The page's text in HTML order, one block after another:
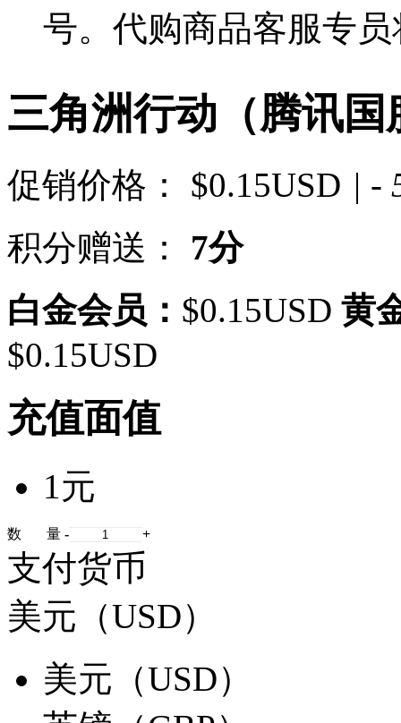
号。代购商品客服专
三角洲行动（腾讯国
促销价格： $0.15USD | -
积分赠送：
7分
白金会员： $0.15USD 黄
$0.15USD
充值面值
1元
数 量 - +
支付货币
美元（USD）
美元（USD）